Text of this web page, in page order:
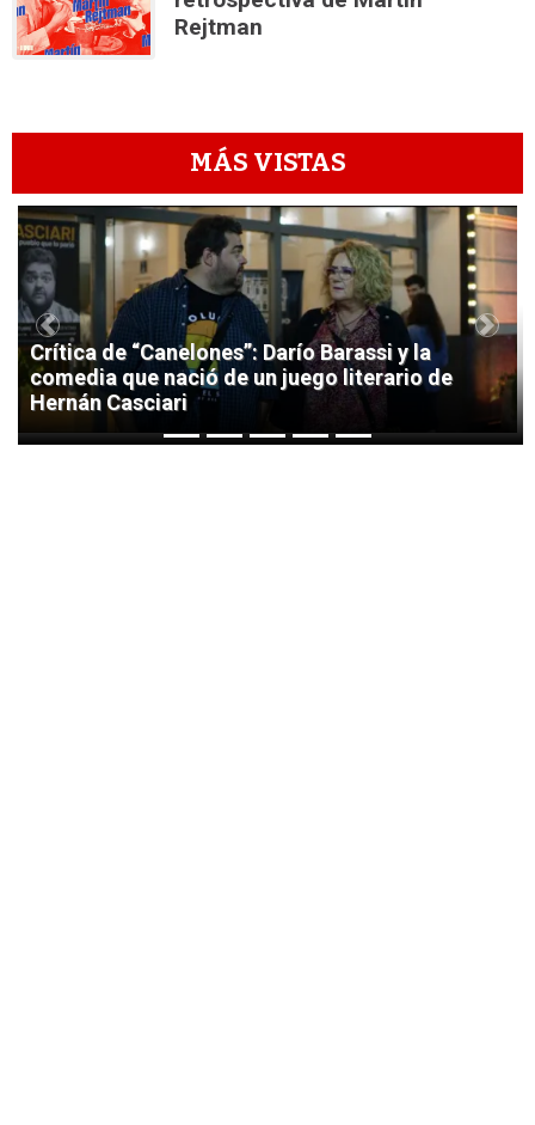
Rejtman
MÁS VISTAS
1
Crítica de “Canelones”: Darío Barassi y la
comedia que nació de un juego literario de
Hernán Casciari
Previous Next